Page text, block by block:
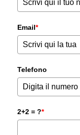
Email*
Telefono
2+2 = ?*